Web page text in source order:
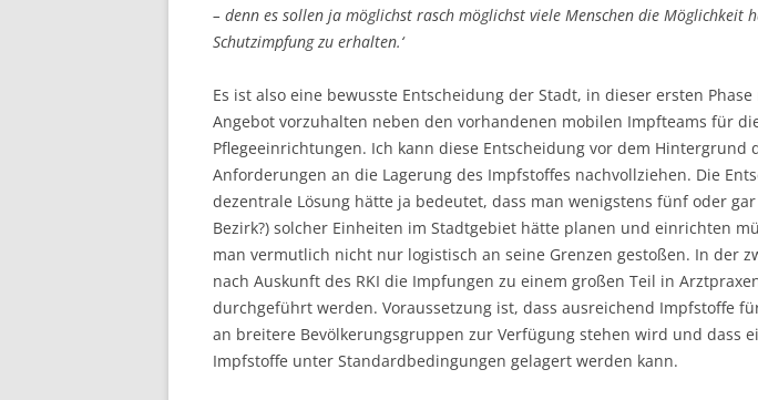
– denn es sollen ja möglichst rasch möglichst viele Menschen die Möglichkeit
Schutzimpfung zu erhalten.‘
Es ist also eine bewusste Entscheidung der Stadt, in dieser ersten
Angebot vorzuhalten neben den vorhandenen mobilen Impfteams für
Pflegeeinrichtungen. Ich kann diese Entscheidung vor dem Hintergrund
Anforderungen an die Lagerung des Impfstoffes nachvollziehen. Die
dezentrale Lösung hätte ja bedeutet, dass man wenigstens fünf oder
Bezirk?) solcher Einheiten im Stadtgebiet hätte planen und einrichten
man vermutlich nicht nur logistisch an seine Grenzen gestoßen. In der
nach Auskunft des RKI die Impfungen zu einem großen Teil in
durchgeführt werden. Voraussetzung ist, dass ausreichend Impfstoffe
an breitere Bevölkerungsgruppen zur Verfügung stehen wird und dass
Impfstoffe unter Standardbedingungen gelagert werden kann.